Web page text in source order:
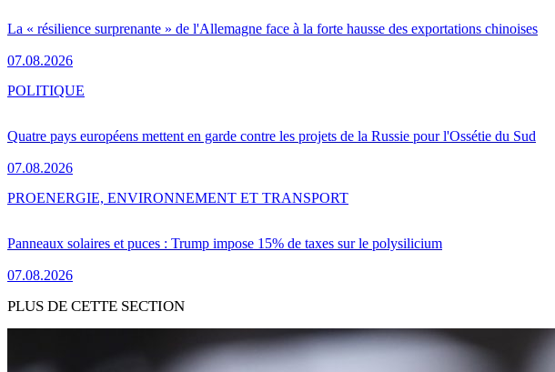
La « résilience surprenante » de l'Allemagne face à la forte hausse des exportations chinoises
07.08.2026
Quatre pays européens mettent en garde contre les projets de la Russie pour l'Ossétie du Sud
07.08.2026
POLITIQUE
Panneaux solaires et puces : Trump impose 15% de taxes sur le polysilicium
07.08.2026
PROENERGIE, ENVIRONNEMENT ET TRANSPORT
PLUS DE CETTE SECTION